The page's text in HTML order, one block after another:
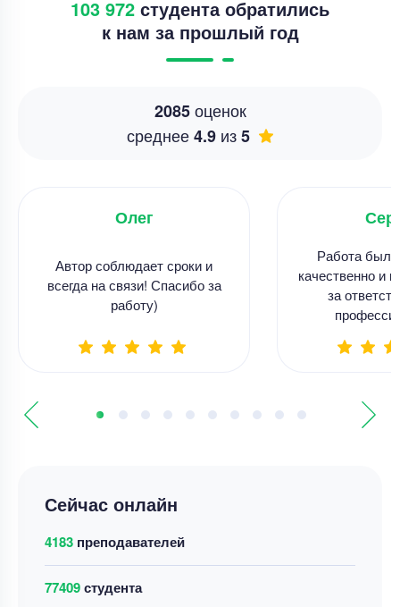
Сейчас онлайн
4183 преподавателей
77409студента
103 972 студента обратились
к нам за прошлый год
2085оценок
среднее4.9 из5
Олег
Автор соблюдает сроки и
всегда на связи! Спасибо за
работу)
Работа
качественно и
за